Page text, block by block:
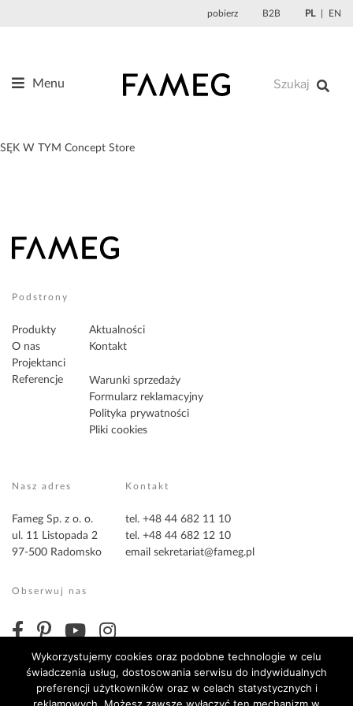
pobierz B2B PL EN
Menu
Kontakt
SĘK W TYM Concept Store
Podstrony
Produkty
O nas
Projektanci
Referencje
Aktualności
Kontakt
Warunki sprzedaży
Formularz reklamacyjny
Polityka prywatności
Pliki cookies
Nasz adres
Fameg Sp. z o. o.
ul. 11 Listopada 2
97-500 Radomsko
Kontakt
tel. +48 44 682 11 10
tel. +48 44 682 12 10
email sekretariat@fameg.pl
Obserwuj nas
Wykorzystujemy cookies oraz podobne technologie w celu
świadczenia usług, dostosowania serwisu do indywidualnych
preferencji użytkowników oraz w celach statystycznych i